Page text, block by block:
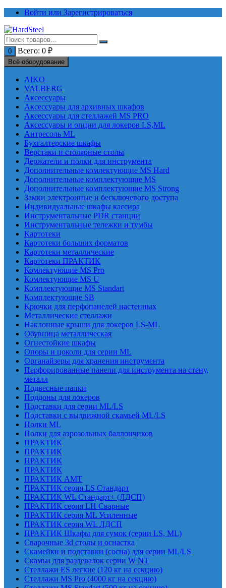
Перейти
содержимому
Войти или Зарегистрироваться
0 Всего: 0 ₽
Всё оборудование
AIKO
VALBERG
Аксессуары
Аксессуары для архивных шкафов
Аксессуары для стеллажей MS PRO
Аксессуары и опции для локеров LS,ML
Антресоль ML
Бухгалтерские шкафы
Верстаки и столярные столы
Держатели и полки для инструмента
Дополнительные комлектующие MS Hard
Дополнительные комплектующие MS
Дополнительные комплектующие MS Strong
Замки электронные и бесключевого доступа
Индивидуальные шкафы кассира
Инструментальные PDR станции
Инструментальные тележки и тумбы
Картотеки
Картотеки больших форматов
Картотеки металлические
Картотеки ПРАКТИК
Комлектующие MS Pro
Комлектующие MS U
Комплектующие MS Standart
Комплектующие SB
Крючки для перфопанелей настенных
Металлические стеллажи
Наклонные крыши для локеров LS-ML
Обувница металлическая
Огнестойкие шкафы
Опоры и цоколи для серии ML
Органайзеры для хранения инструмента
Перфорированные панели для инструмента на стену,
металл
Подвесные папки
Поддоны для локеров
Подставки для серии ML/LS
Подставки с выдвижной скамьей ML/LS
Полки ML
Полки для аэрозольных баллончиков
ПРАКТИК
ПРАКТИК
ПРАКТИК
ПРАКТИК
ПРАКТИК AMT
ПРАКТИК cерия LS Стандарт
ПРАКТИК WL Стандарт+ (ЛДСП)
ПРАКТИК серия LH Сварные
ПРАКТИК серия ML Усиленные
ПРАКТИК серия WL ЛДСП
ПРАКТИК Шкафы для сумок (серии LS, ML)
Сварочные 3d столы и оснастка
Скамейки и подставки (сосна) для серии ML/LS
Скамьи для раздевалок серии W NT
Стеллажи ES легкие (120 кг на секцию)
Стеллажи MS Pro (4000 кг на секцию)